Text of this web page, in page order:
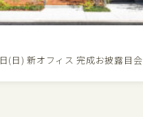
(日) 新オフィス 完成お披露目会